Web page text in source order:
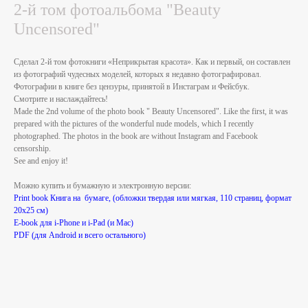
2-й том фотоальбома "Beauty
Uncensored"
Сделал 2-й том фотокниги «Неприкрытая красота». Как и первый, он составлен
из фотографий чудесных моделей, которых я недавно фотографировал.
Фотографии в книге без цензуры, принятой в Инстаграм и Фейсбук.
Смотрите и наслаждайтесь!
Made the 2nd volume of the photo book " Beauty Uncensored". Like the first, it was
prepared with the pictures of the wonderful nude models, which I recently
photographed. The photos in the book are without Instagram and Facebook
censorship.
See and enjoy it!
Можно купить и бумажную и электронную версии:
Print book Книга на бумаге, (обложки твердая или мягкая, 110 страниц, формат
20х25 см)
E-book для i-Phone и i-Pad (и Mac)
PDF (для Android и всего остального)